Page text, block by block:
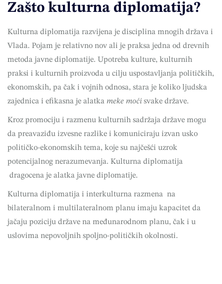
Zašto kulturna diplomatija?
Kulturna diplomatija razvijena je disciplina mnogih država i
Vlada. Pojam je relativno nov ali je praksa jedna od drevnih
metoda javne diplomatije. Upotreba kulture, kulturnih
praksi i kulturnih proizvoda u cilju uspostavljanja političkih,
ekonomskih, pa čak i vojnih odnosa, stara je koliko ljudska
zajednica i efikasna je alatka meke moći svake države.
Kroz promociju i razmenu kulturnih sadržaja države mogu
da preavaziđu izvesne razlike i komuniciraju izvan usko
političko-ekonomskih tema, koje su najčešći uzrok
potencijalnog nerazumevanja. Kulturna diplomatija
dragocena je alatka javne diplomatije.
Kulturna diplomatija i interkulturna razmena na
bilateralnom i multilateralnom planu imaju kapacitet da
jačaju poziciju države na međunarodnom planu, čak i u
uslovima nepovoljnih spoljno-političkih okolnosti.